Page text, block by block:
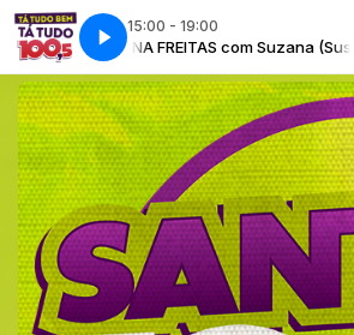
15:00 - 19:00
SUZANA FREITAS com Suzana (Sussú)